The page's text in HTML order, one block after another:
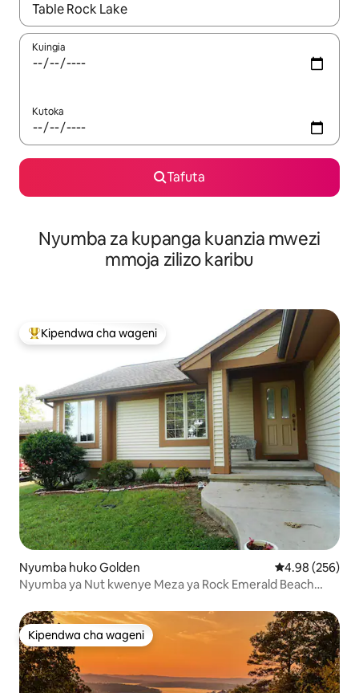
Wakati matokeo yanapatikana, vinjari kwa kutumia vitufe vya
Kuingia
Kutoka
Tafuta
Nyumba za kupanga kuanzia mwezi
mmoja zilizo karibu
Kipendwa maarufu cha wageni
Kipendwa cha wageni
Nyumba huko Golden Ukadiriaji wa
4.98 (256)
Nyumba ya Nut kwenye Meza ya Rock Emerald Beach
Kipendwa cha wageni
Kipendwa cha wageni